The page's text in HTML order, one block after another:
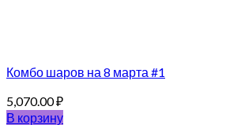
Комбо шаров на 8 марта #1
5,070.00₽
В корзину